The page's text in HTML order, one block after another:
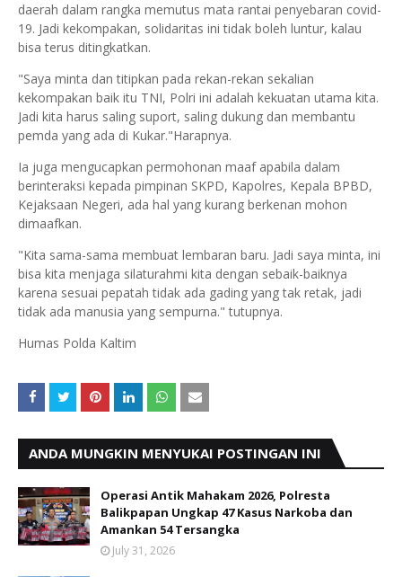
daerah dalam rangka memutus mata rantai penyebaran covid-
19. Jadi kekompakan, solidaritas ini tidak boleh luntur, kalau
bisa terus ditingkatkan.
"Saya minta dan titipkan pada rekan-rekan sekalian
kekompakan baik itu TNI, Polri ini adalah kekuatan utama kita.
Jadi kita harus saling suport, saling dukung dan membantu
pemda yang ada di Kukar."Harapnya.
Ia juga mengucapkan permohonan maaf apabila dalam
berinteraksi kepada pimpinan SKPD, Kapolres, Kepala BPBD,
Kejaksaan Negeri, ada hal yang kurang berkenan mohon
dimaafkan.
"Kita sama-sama membuat lembaran baru. Jadi saya minta, ini
bisa kita menjaga silaturahmi kita dengan sebaik-baiknya
karena sesuai pepatah tidak ada gading yang tak retak, jadi
tidak ada manusia yang sempurna." tutupnya.
Humas Polda Kaltim
ANDA MUNGKIN MENYUKAI POSTINGAN INI
Operasi Antik Mahakam 2026, Polresta
Balikpapan Ungkap 47 Kasus Narkoba dan
Amankan 54 Tersangka
July 31, 2026